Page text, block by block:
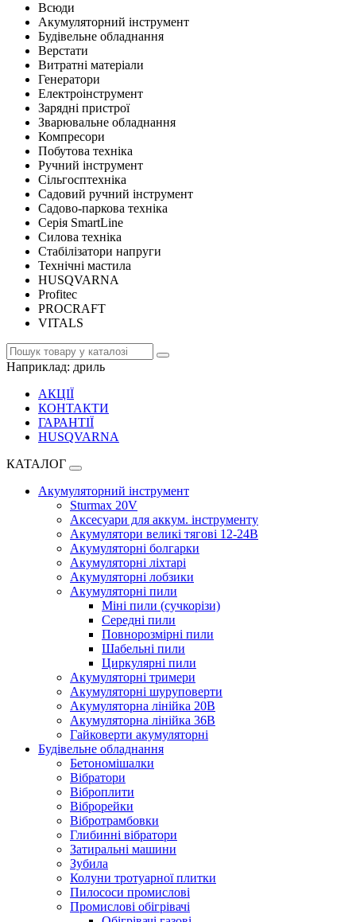
Всюди
Акумуляторний інструмент
Будівельне обладнання
Верстати
Витратні матеріали
Генератори
Електроінструмент
Зарядні пристрої
Зварювальне обладнання
Компресори
Побутова техніка
Ручний інструмент
Сільгосптехніка
Садовий ручний інструмент
Садово-паркова техніка
Серія SmartLine
Силова техніка
Стабілізатори напруги
Технічні мастила
HUSQVARNA
Profitec
PROCRAFT
VITALS
Наприклад: дриль
АКЦІЇ
КОНТАКТИ
ГАРАНТІЇ
HUSQVARNA
КАТАЛОГ
Акумуляторний інструмент
Sturmax 20V
Аксесуари для аккум. інструменту
Акумулятори великі тягові 12-24В
Акумуляторні болгарки
Акумуляторні ліхтарі
Акумуляторні лобзики
Акумуляторні пили
Міні пили (сучкорізи)
Середні пили
Повнорозмірні пили
Шабельні пили
Циркулярні пили
Акумуляторні тримери
Акумуляторні шуруповерти
Акумуляторна лінійка 20В
Акумуляторна лінійка 36В
Гайковерти акумуляторні
Будівельне обладнання
Бетономішалки
Вібратори
Віброплити
Віброрейки
Вібротрамбовки
Глибинні вібратори
Затиральні машини
Зубила
Колуни тротуарної плитки
Пилососи промислові
Промислові обігрівачі